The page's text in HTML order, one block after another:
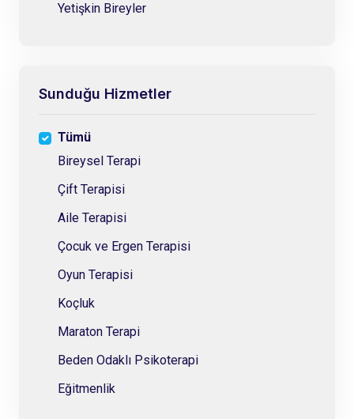
Yetişkin Bireyler
Sunduğu Hizmetler
Tümü
Bireysel Terapi
Çift Terapisi
Aile Terapisi
Çocuk ve Ergen Terapisi
Oyun Terapisi
Koçluk
Maraton Terapi
Beden Odaklı Psikoterapi
Eğitmenlik